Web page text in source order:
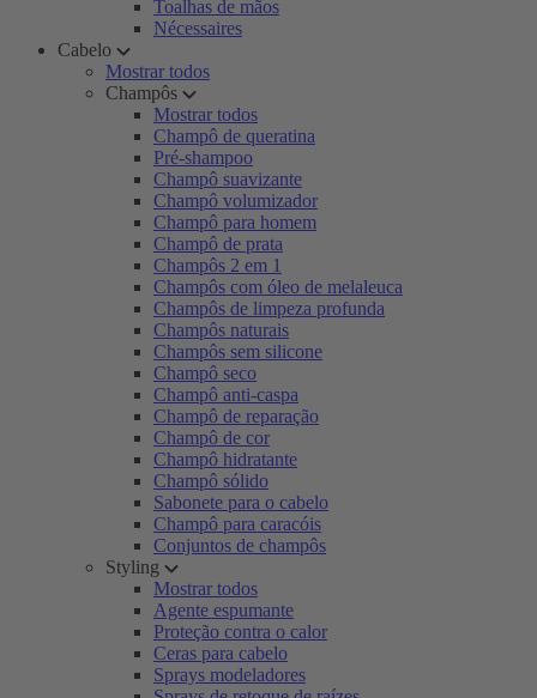
Toalhas de mãos
Nécessaires
Cabelo
Mostrar todos
Champôs
Mostrar todos
Champô de queratina
Pré-shampoo
Champô suavizante
Champô volumizador
Champô para homem
Champô de prata
Champôs 2 em 1
Champôs com óleo de melaleuca
Champôs de limpeza profunda
Champôs naturais
Champôs sem silicone
Champô seco
Champô anti-caspa
Champô de reparação
Champô de cor
Champô hidratante
Champô sólido
Sabonete para o cabelo
Champô para caracóis
Conjuntos de champôs
Styling
Mostrar todos
Agente espumante
Proteção contra o calor
Ceras para cabelo
Sprays modeladores